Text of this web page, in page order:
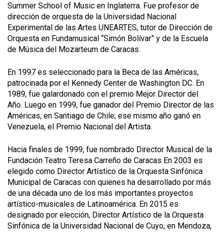
Summer School of Music en Inglaterra. Fue profesor de
dirección de orquesta de la Universidad Nacional
Experimental de las Artes UNEARTES, tutor de Dirección de
Orquesta en Fundamusical “Simón Bolívar” y de la Escuela
de Música del Mozarteum de Caracas.
En 1997 es seleccionado para la Beca de las Américas,
patrocinada por el Kennedy Center de Washington DC. En
1989, fue galardonado con el premio Mejor Director del
Año. Luego en 1999, fue ganador del Premio Director de las
Américas, en Santiago de Chile; ese mismo año ganó en
Venezuela, el Premio Nacional del Artista.
Hacia finales de 1999, fue nombrado Director Musical de la
Fundación Teatro Teresa Carreño de Caracas En 2003 es
elegido como Director Artístico de la Orquesta Sinfónica
Municipal de Caracas con quienes ha desarrollado por más
de una década uno de los más importantes proyectos
artístico-musicales de Latinoamérica. En 2015 es
designado por elección, Director Artístico de la Orquesta
Sinfónica de la Universidad Nacional de Cuyo, en Mendoza,